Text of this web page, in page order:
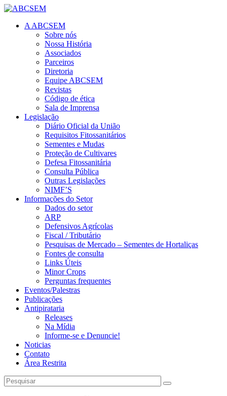
A ABCSEM
Sobre nós
Nossa História
Associados
Parceiros
Diretoria
Equipe ABCSEM
Revistas
Código de ética
Sala de Imprensa
Legislação
Diário Oficial da União
Requisitos Fitossanitários
Sementes e Mudas
Proteção de Cultivares
Defesa Fitossanitária
Consulta Pública
Outras Legislações
NIMF’S
Informações do Setor
Dados do setor
ARP
Defensivos Agrícolas
Fiscal / Tributário
Pesquisas de Mercado – Sementes de Hortaliças
Fontes de consulta
Links Úteis
Minor Crops
Perguntas frequentes
Eventos/Palestras
Publicações
Antipirataria
Releases
Na Mídia
Informe-se e Denuncie!
Noticias
Contato
Área Restrita